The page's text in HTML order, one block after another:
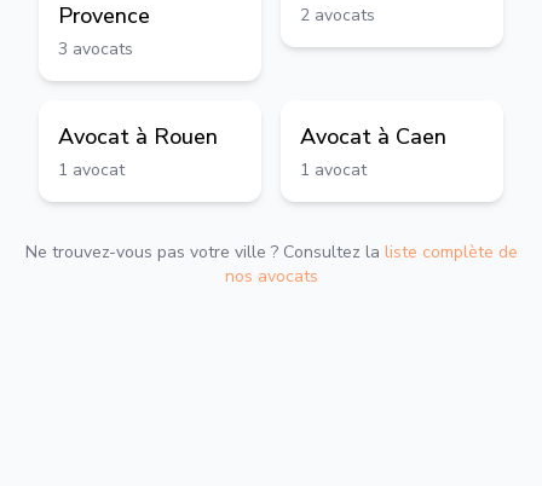
Provence
3 avocats
2 avocats
Avocat à Rouen
1 avocat
Avocat à Caen
1 avocat
Ne trouvez-vous pas votre ville ? Consultez la liste complète de
nos avocats